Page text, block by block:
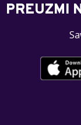
PREUZMI